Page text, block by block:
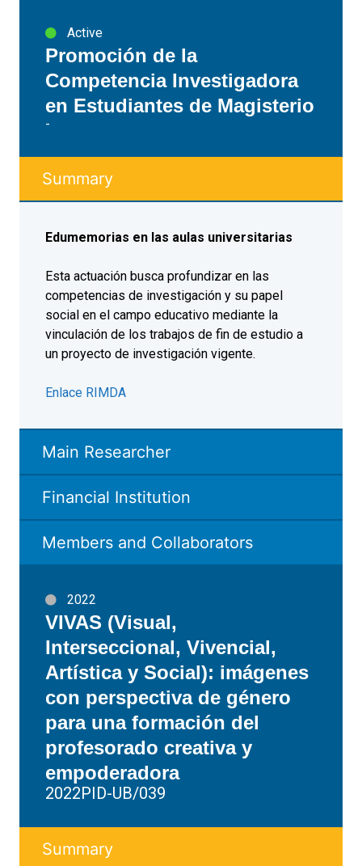
Active
Promoción de la
Competencia Investigadora
en Estudiantes de Magisterio
-
Summary
Main Researcher
Financial Institution
Members and Collaborators
Edumemorias en las aulas universitarias
Esta actuación busca profundizar en las
competencias de investigación y su papel
social en el campo educativo mediante la
vinculación de los trabajos de fin de estudio a
un proyecto de investigación vigente.
Enlace RIMDA
2022
VIVAS (Visual,
Interseccional, Vivencial,
Artística y Social): imágenes
con perspectiva de género
para una formación del
profesorado creativa y
empoderadora
2022PID-UB/039
Summary